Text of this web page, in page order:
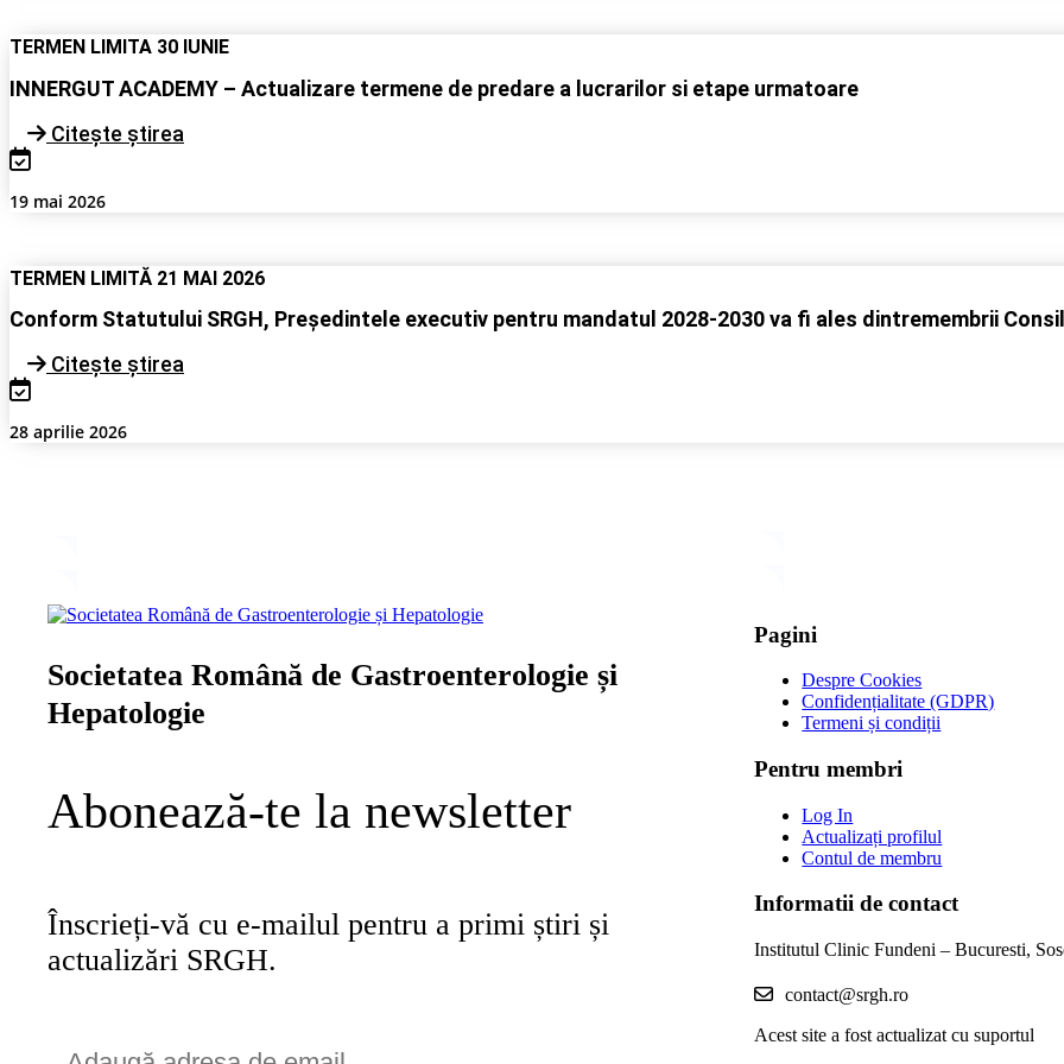
TERMEN LIMITA 30 IUNIE
INNERGUT ACADEMY – Actualizare termene de predare a lucrarilor si etape urmatoare
Citește știrea
19 mai 2026
TERMEN LIMITĂ 21 MAI 2026
Conform Statutului SRGH, Președintele executiv pentru mandatul 2028-2030 va fi ales dintremembrii
Citește știrea
28 aprilie 2026
Societatea Română de Gastroenterologie și
Hepatologie
Abonează-te la newsletter
Înscrieți-vă cu e-mailul pentru a primi știri și
actualizări SRGH.
Pagini
Despre Cookies
Confidențialitate (GDPR)
Termeni și condiții
Pentru membri
Log In
Actualizați profilul
Contul de membru
Informatii de contact
Institutul Clinic Fundeni – Bucuresti,
contact@srgh.ro
Acest site a fost actualizat cu suportul